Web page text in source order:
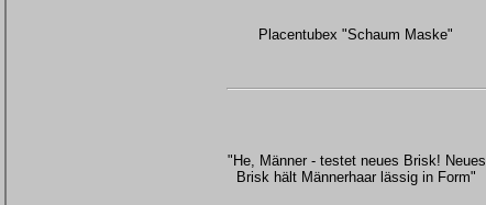
Placentubex "Schaum Maske"
"He, Männer - testet neues Brisk! Neues
Brisk hält Männerhaar lässig in Form"